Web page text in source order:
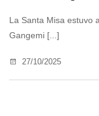
La Santa Misa estuvo
Gangemi [...]
27/10/2025